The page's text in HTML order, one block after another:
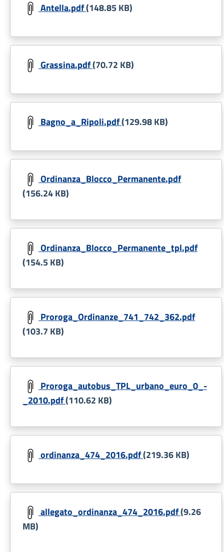
Antella.pdf(148.85 KB)
Document
Grassina.pdf(70.72 KB)
Document
Bagno_a_Ripoli.pdf(129.98 KB)
Document
Ordinanza_Blocco_Permanente.pdf
(156.24 KB)
Document
Ordinanza_Blocco_Permanente_tpl.pdf
(154.5 KB)
Document
Proroga_Ordinanze_741_742_362.pdf
(103.7 KB)
Document
Proroga_autobus_TPL_urbano_euro_0_-
_2010.pdf(110.62 KB)
Document
ordinanza_474_2016.pdf(219.36 KB)
Document
allegato_ordinanza_474_2016.pdf(9.26
MB)